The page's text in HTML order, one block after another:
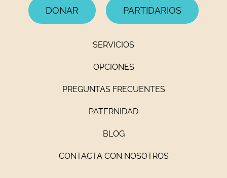
DONAR PARTIDARIOS
SERVICIOS
OPCIONES
PREGUNTAS FRECUENTES
PATERNIDAD
BLOG
CONTACTA CON NOSOTROS